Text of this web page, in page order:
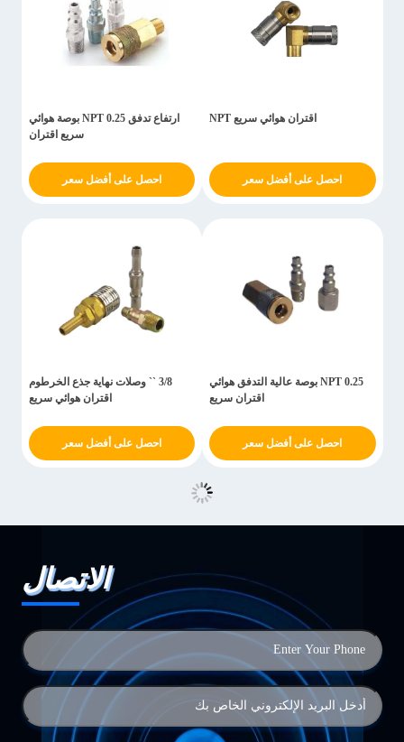
اقتران هوائي سريع NPT
احصل على أفضل سعر
ارتفاع تدفق NPT 0.25 بوصة هوائي
سريع اقتران
احصل على أفضل سعر
NPT 0.25 بوصة عالية التدفق هوائي
اقتران سريع
احصل على أفضل سعر
3/8 `` وصلات نهاية جذع الخرطوم
اقتران هوائي سريع
احصل على أفضل سعر
الاتصال